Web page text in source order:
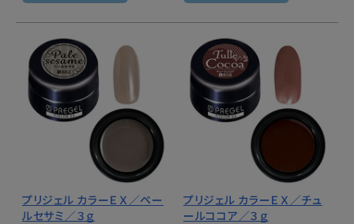
プリジェル カラーＥＸ／ペー
ルセサミ／３ｇ
プリジェル カラーＥＸ／チュ
ールココア／３ｇ